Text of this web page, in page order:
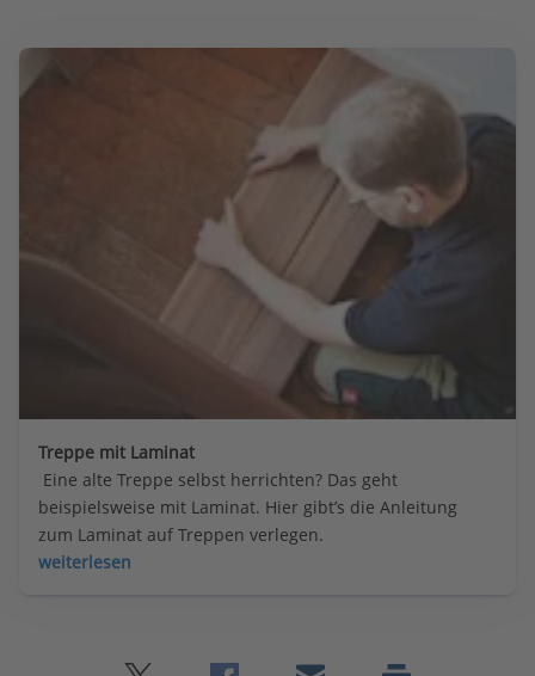
Treppe mit Laminat
Eine alte Treppe selbst herrichten? Das geht
beispielsweise mit Laminat. Hier gibt’s die Anleitung
zum Laminat auf Treppen verlegen.
weiterlesen